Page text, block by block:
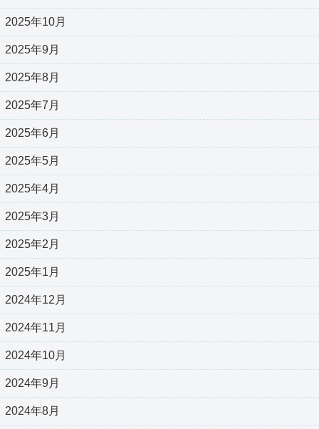
2025年10月
2025年9月
2025年8月
2025年7月
2025年6月
2025年5月
2025年4月
2025年3月
2025年2月
2025年1月
2024年12月
2024年11月
2024年10月
2024年9月
2024年8月